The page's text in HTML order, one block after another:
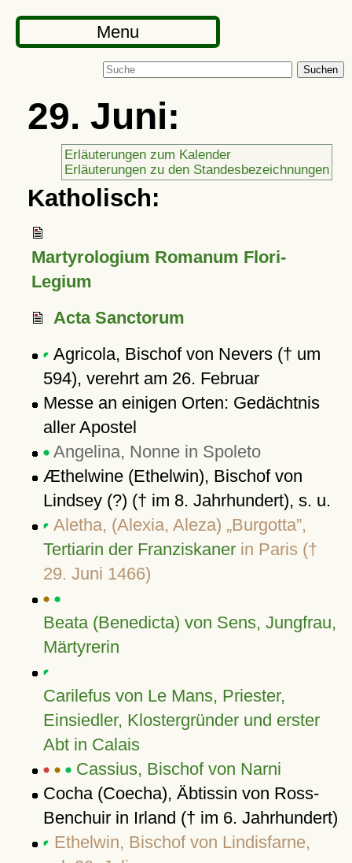
Menu
Suchen
29. Juni:
Erläuterungen zum Kalender
Erläuterungen zu den Standesbezeichnungen
Katholisch:
Martyrologium Romanum Flori-
Legium
Acta Sanctorum
Agricola, Bischof von Nevers († um
594), verehrt am 26. Februar
Messe an einigen Orten: Gedächtnis
aller Apostel
Angelina, Nonne in Spoleto
Æthelwine (Ethelwin), Bischof von
Lindsey (?) († im 8. Jahrhundert), s. u.
Aletha, (Alexia, Aleza) Burgotta ,
Tertiarin der Franziskanerin Paris (†
29. Juni 1466)
Beata (Benedicta) von Sens, Jungfrau,
Märtyrerin
Carilefus von Le Mans, Priester,
Einsiedler, Klostergründer und erster
Abt in Calais
Cassius, Bischof von Narni
Cocha (Coecha), Äbtissin von Ross-
Benchuir in Irland († im 6. Jahrhundert)
Ethelwin, Bischof von Lindisfarne,